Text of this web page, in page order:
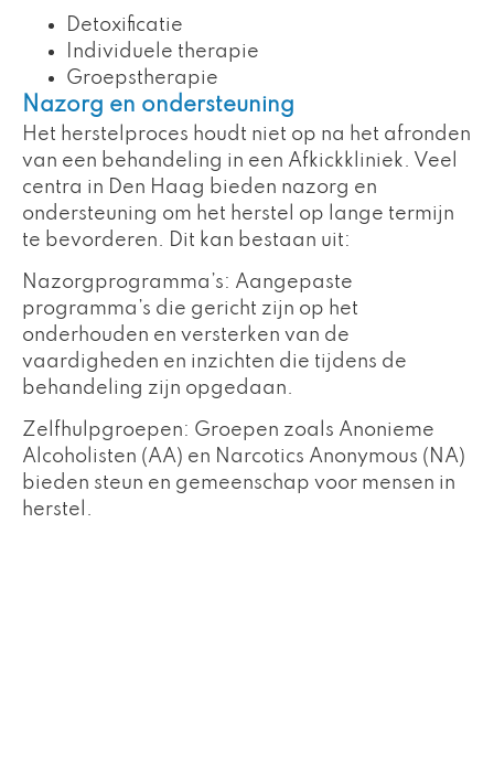
Detoxificatie
Individuele therapie
Groepstherapie
Nazorg en ondersteuning
Het herstelproces houdt niet op na het afronden
van een behandeling in een Afkickkliniek. Veel
centra in Den Haag bieden nazorg en
ondersteuning om het herstel op lange termijn
te bevorderen. Dit kan bestaan uit:
Nazorgprogramma’s: Aangepaste
programma’s die gericht zijn op het
onderhouden en versterken van de
vaardigheden en inzichten die tijdens de
behandeling zijn opgedaan.
Zelfhulpgroepen: Groepen zoals Anonieme
Alcoholisten (AA) en Narcotics Anonymous (NA)
bieden steun en gemeenschap voor mensen in
herstel.